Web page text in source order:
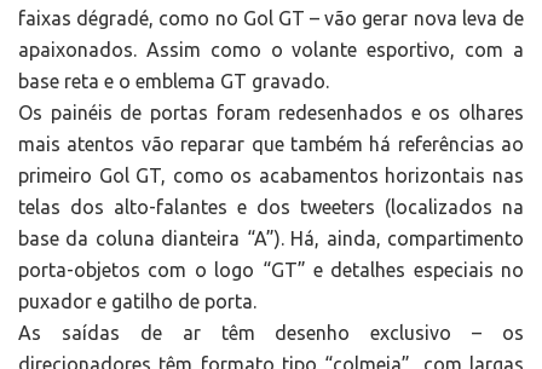
faixas dégradé, como no Gol GT – vão gerar nova leva de
apaixonados. Assim como o volante esportivo, com a
base reta e o emblema GT gravado.
Os painéis de portas foram redesenhados e os olhares
mais atentos vão reparar que também há referências ao
primeiro Gol GT, como os acabamentos horizontais nas
telas dos alto-falantes e dos tweeters (localizados na
base da coluna dianteira “A”). Há, ainda, compartimento
porta-objetos com o logo “GT” e detalhes especiais no
puxador e gatilho de porta.
As saídas de ar têm desenho exclusivo – os